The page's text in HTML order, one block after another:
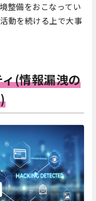
整備をおこなってい
動を続ける上で大事
(情報漏洩の